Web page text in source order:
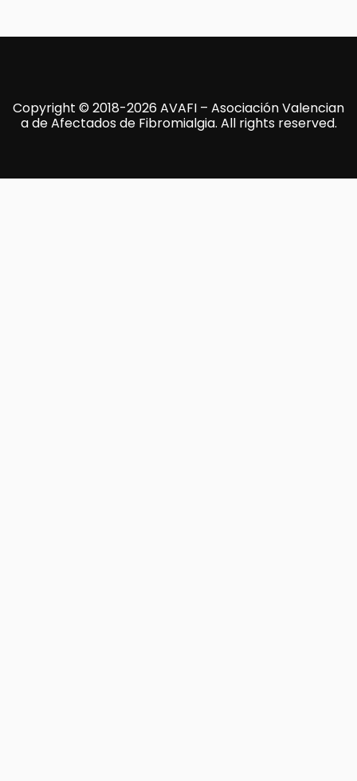
Copyright © 2018-2026 AVAFI – Asociación Valencian
a de Afectados de Fibromialgia. All rights reserved.